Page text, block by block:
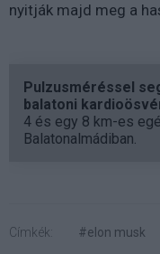
nyitják majd meg a
Pulzusméréssel
balatoni
4 és egy 8 km-es
Balatonalmádiban.
Címkék: #elon musk